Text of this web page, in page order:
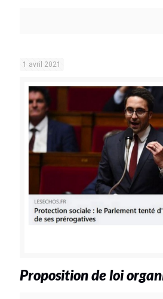
1 avril 2021
Proposition de loi